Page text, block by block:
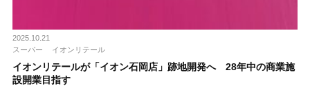
2025.10.21
スーパー
イオンリテール
イオンリテールが「イオン石岡店」跡地開発へ 28年中の商業施
設開業目指す